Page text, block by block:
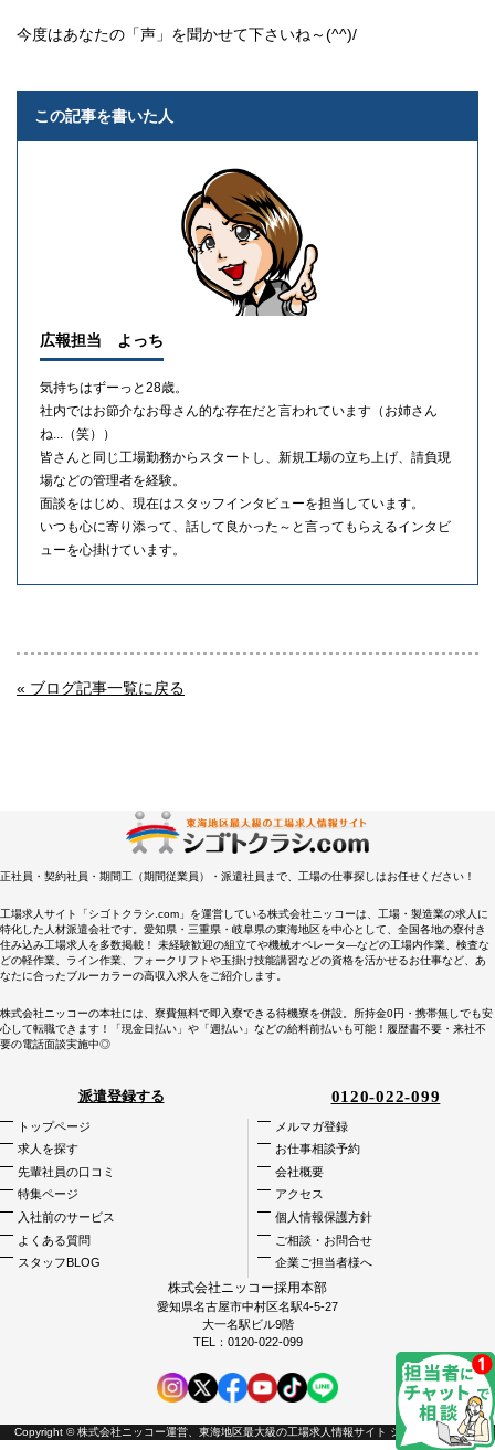
今度はあなたの「声」を聞かせて下さいね～(^^)/
この記事を書いた人
広報担当 よっち
気持ちはずーっと28歳。
社内ではお節介なお母さん的な存在だと言われています（お姉さん
ね...（笑））
皆さんと同じ工場勤務からスタートし、新規工場の立ち上げ、請負現
場などの管理者を経験。
面談をはじめ、現在はスタッフインタビューを担当しています。
いつも心に寄り添って、話して良かった～と言ってもらえるインタビ
ューを心掛けています。
« ブログ記事一覧に戻る
正社員・契約社員・期間工（期間従業員）・派遣社員まで、工場の仕事探しはお任せください！
工場求人サイト「シゴトクラシ.com」を運営している株式会社ニッコーは、工場・製造業の求人に
特化した人材派遣会社です。愛知県・三重県・岐阜県の東海地区を中心として、全国各地の寮付き
住み込み工場求人を多数掲載！ 未経験歓迎の組立てや機械オペレータ―などの工場内作業、検査な
どの軽作業、ライン作業、フォークリフトや玉掛け技能講習などの資格を活かせるお仕事など、あ
なたに合ったブルーカラーの高収入求人をご紹介します。
株式会社ニッコーの本社には、寮費無料で即入寮できる待機寮を併設。所持金0円・携帯無しでも安
心して転職できます！「現金日払い」や「週払い」などの給料前払いも可能！履歴書不要・来社不
要の電話面談実施中◎
派遣登録する 0120-022-099
トップページ
求人を探す
先輩社員の口コミ
特集ページ
入社前のサービス
よくある質問
スタッフBLOG
メルマガ登録
お仕事相談予約
会社概要
アクセス
個人情報保護方針
ご相談・お問合せ
企業ご担当者様へ
株式会社ニッコー採用本部
愛知県名古屋市中村区名駅4-5-27
大一名駅ビル9階
TEL： 0120-022-099
Copyright © 株式会社ニッコー運営、 東海地区最大級の工場求人情報サイト シゴトクラシ.com